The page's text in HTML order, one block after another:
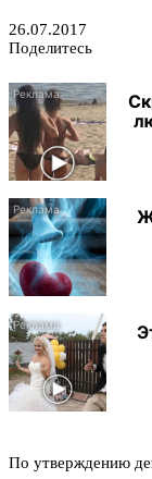
26.07.2017
Поделитесь
По утверждению